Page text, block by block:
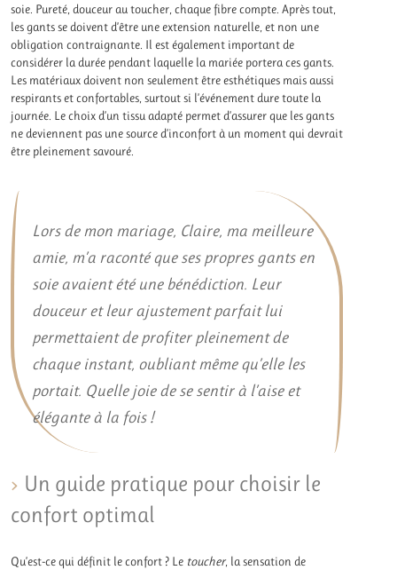
soie. Pureté, douceur au toucher, chaque fibre compte. Après tout,
les gants se doivent d’être une extension naturelle, et non une
obligation contraignante. Il est également important de
considérer la durée pendant laquelle la mariée portera ces gants.
Les matériaux doivent non seulement être esthétiques mais aussi
respirants et confortables, surtout si l’événement dure toute la
journée. Le choix d’un tissu adapté permet d’assurer que les gants
ne deviennent pas une source d’inconfort à un moment qui devrait
être pleinement savouré.
Lors de mon mariage, Claire, ma meilleure
amie, m’a raconté que ses propres gants en
soie avaient été une bénédiction. Leur
douceur et leur ajustement parfait lui
permettaient de profiter pleinement de
chaque instant, oubliant même qu’elle les
portait. Quelle joie de se sentir à l’aise et
élégante à la fois !
Un guide pratique pour choisir le
confort optimal
Qu’est-ce qui définit le confort ? Le toucher, la sensation de